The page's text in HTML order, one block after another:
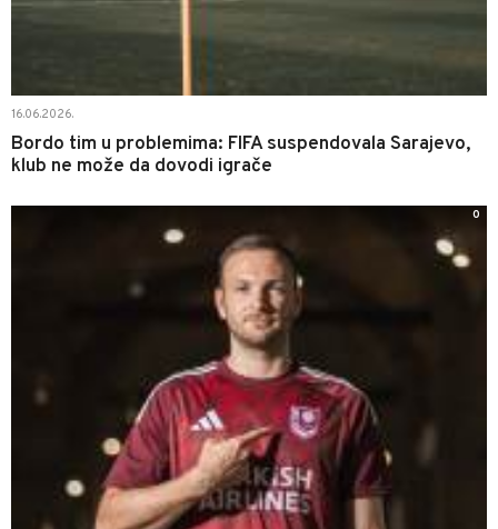
16.06.2026.
Bordo tim u problemima: FIFA suspendovala Sarajevo,
klub ne može da dovodi igrače
0